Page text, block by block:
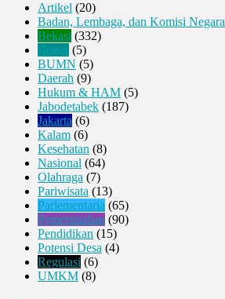
Artikel (20)
Badan, Lembaga, dan Komisi Negara
Bekasi (332)
Bogor(5)
BUMN (5)
Daerah (9)
Hukum & HAM (5)
Jabodetabek (187)
Jakarta (6)
Kalam (6)
Kesehatan (8)
Nasional (64)
Olahraga (7)
Pariwisata (13)
Parlementaria (65)
Pemerintahan (90)
Pendidikan (15)
Potensi Desa (4)
Regulasi (6)
UMKM (8)